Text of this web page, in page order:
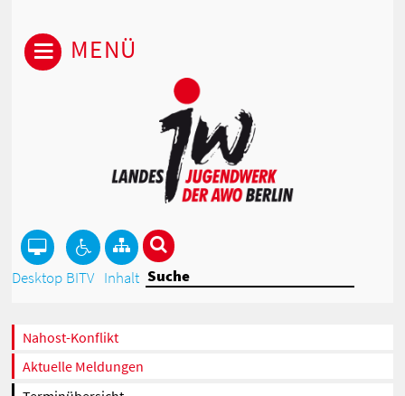
MENÜ
Desktop BITV Inhalt
Nahost-Konflikt
Aktuelle Meldungen